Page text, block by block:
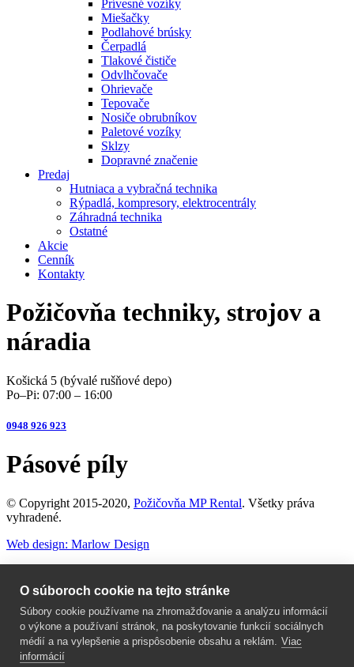
Prívesné vozíky
Miešačky
Podlahové brúsky
Čerpadlá
Tlakové čističe
Odvlhčovače
Ohrievače
Tepovače
Nosiče obrubníkov
Paletové vozíky
Sklzy
Dopravné značenie
Predaj
Hutniaca a vybračná technika
Rýpadlá, kompresory, elektrocentrály
Záhradná technika
Ostatné
Akcie
Cenník
Kontakty
Požičovňa techniky, strojov a
náradia
Košická 5 (bývalé rušňové depo)
Po–Pi: 07:00 – 16:00
0948 926 923
Pásové píly
© Copyright 2015-2020, Požičovňa MP Rental. Všetky práva
vyhradené.
Web design: Marlow Design
Víkendová akcia
Každý piatok od 14:00 do pondelka 7:00.
O súboroch cookie na tejto stránke
Súbory cookie používame na zhromažďovanie a analýzu informácií
o výkone a používaní stránok, na poskytovanie funkcií sociálnych
médií a na vylepšenie a prispôsobenie obsahu a reklám. Viac
informácií